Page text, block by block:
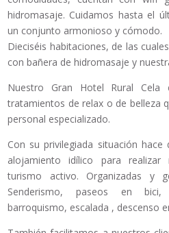
hidromasaje. Cuidamos hasta el
un conjunto armonioso y cómodo.
Dieciséis habitaciones, de las
con bañera de hidromasaje y
Nuestro Gran Hotel Rural
tratamientos de relax o de belleza
personal especializado.
Con su privilegiada situación
alojamiento idílico para
turismo activo. Organizadas y
Senderismo, paseos en
barroquismo, escalada , descenso